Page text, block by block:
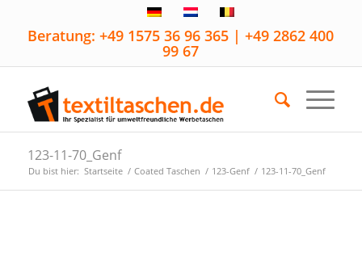
Beratung: +49 1575 36 96 365 | +49 2862 400
99 67
123-11-70_Genf
Du bist hier: Startseite / Coated Taschen / 123-Genf / 123-11-70_Genf